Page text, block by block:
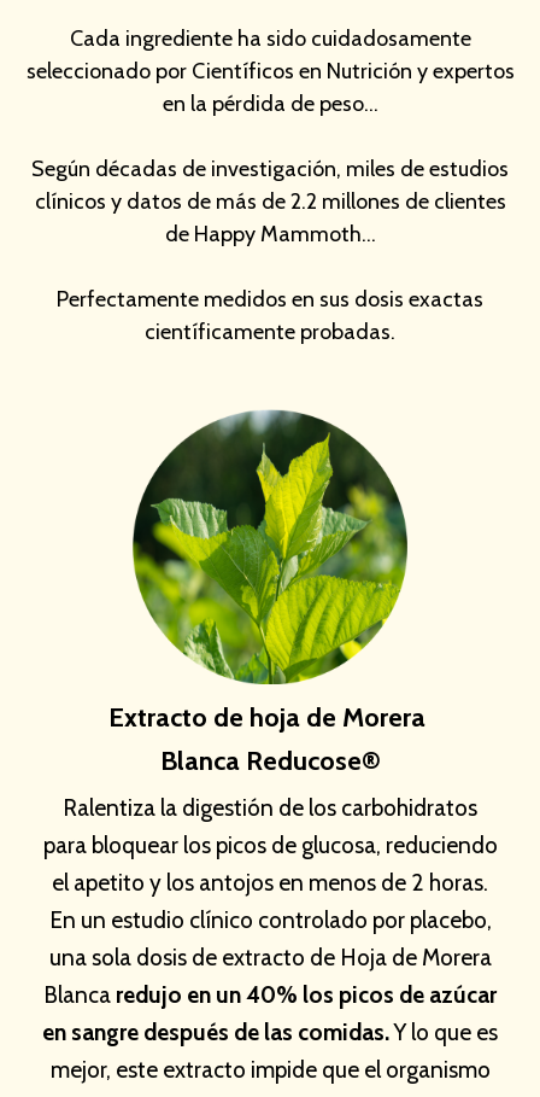
Cada ingrediente ha sido cuidadosamente
seleccionado por Científicos en Nutrición y expertos
en la pérdida de peso...
Según décadas de investigación, miles de estudios
clínicos y datos de más de 2.2 millones de clientes
de Happy Mammoth...
Perfectamente medidos en sus dosis exactas
científicamente probadas.
Extracto de hoja de Morera
Blanca Reducose®
Ralentiza la digestión de los carbohidratos
para bloquear los picos de glucosa, reduciendo
el apetito y los antojos en menos de 2 horas.
En un estudio clínico controlado por placebo,
una sola dosis de extracto de Hoja de Morera
Blanca redujo en un 40% los picos de azúcar
en sangre después de las comidas.Y lo que es
mejor, este extracto impide que el organismo